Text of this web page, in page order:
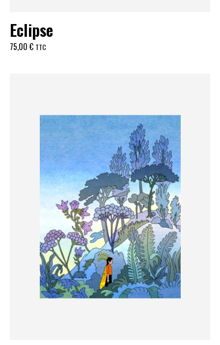
Eclipse
75,00 € TTC